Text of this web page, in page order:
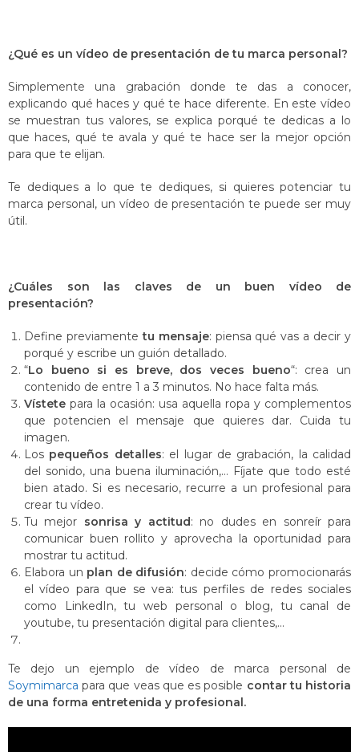
¿Qué es un vídeo de presentación de tu marca personal?
Simplemente una grabación donde te das a conocer,
explicando qué haces y qué te hace diferente. En este vídeo
se muestran tus valores, se explica porqué te dedicas a lo
que haces, qué te avala y qué te hace ser la mejor opción
para que te elijan.
Te dediques a lo que te dediques, si quieres potenciar tu
marca personal, un vídeo de presentación te puede ser muy
útil.
¿Cuáles son las claves de un buen vídeo de
presentación?
Define previamente tu mensaje: piensa qué vas a decir y
porqué y escribe un guión detallado.
“Lo bueno si es breve, dos veces bueno“: crea un
contenido de entre 1 a 3 minutos. No hace falta más.
Vístete para la ocasión: usa aquella ropa y complementos
que potencien el mensaje que quieres dar. Cuida tu
imagen.
Los pequeños detalles: el lugar de grabación, la calidad
del sonido, una buena iluminación,… Fíjate que todo esté
bien atado. Si es necesario, recurre a un profesional para
crear tu vídeo.
Tu mejor sonrisa y actitud: no dudes en sonreír para
comunicar buen rollito y aprovecha la oportunidad para
mostrar tu actitud.
Elabora un plan de difusión: decide cómo promocionarás
el vídeo para que se vea: tus perfiles de redes sociales
como LinkedIn, tu web personal o blog, tu canal de
youtube, tu presentación digital para clientes,…
Te dejo un ejemplo de vídeo de marca personal de
Soymimarca para que veas que es posible contar tu historia
de una forma entretenida y profesional.